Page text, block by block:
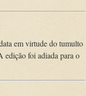
em virtude do tumulto
edição foi adiada para o